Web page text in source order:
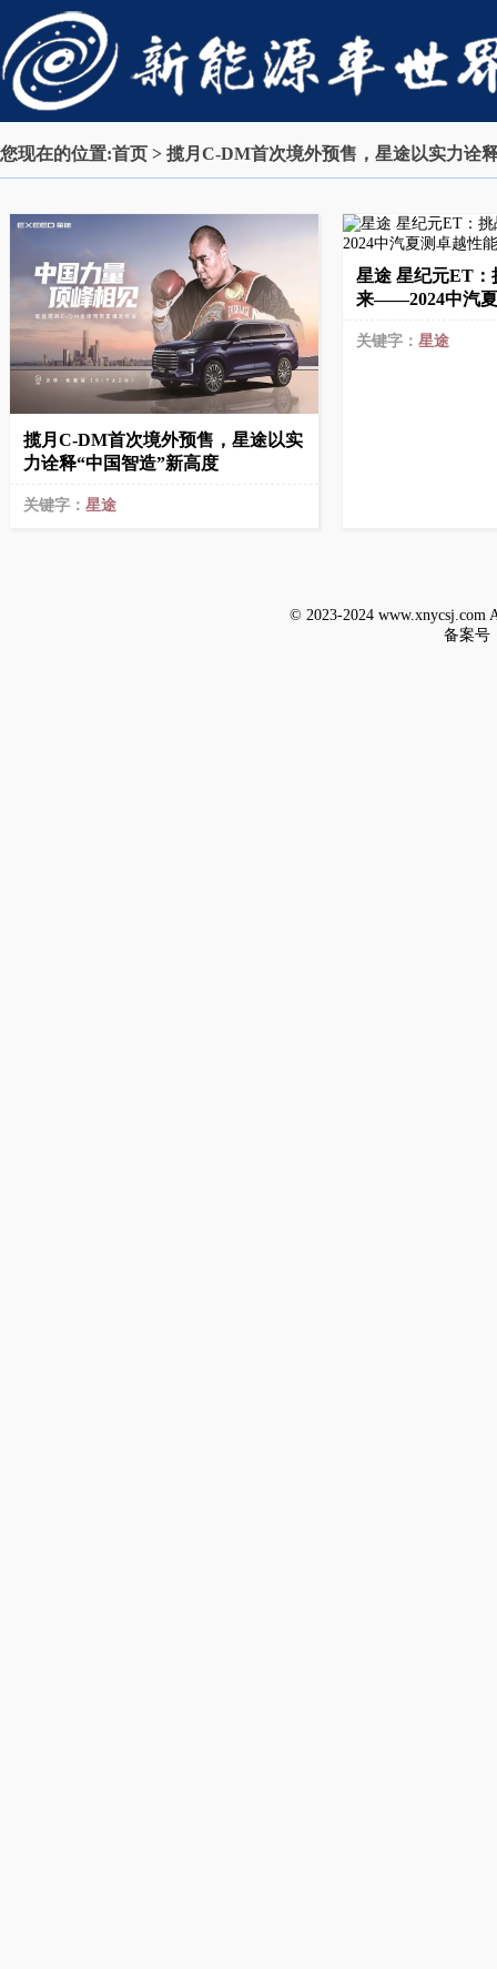
您现在的位置:首页 > 揽月C-DM首次境外预售，星途以实力诠
揽月C-DM首次境外预售，星途以实
力诠释“中国智造”新高度
关键字： 星途
星途 星纪元ET：
来——2024中汽
关键字： 星途
© 2023-2024 www.xnycsj.com
备案号